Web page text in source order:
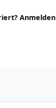
Anmelden